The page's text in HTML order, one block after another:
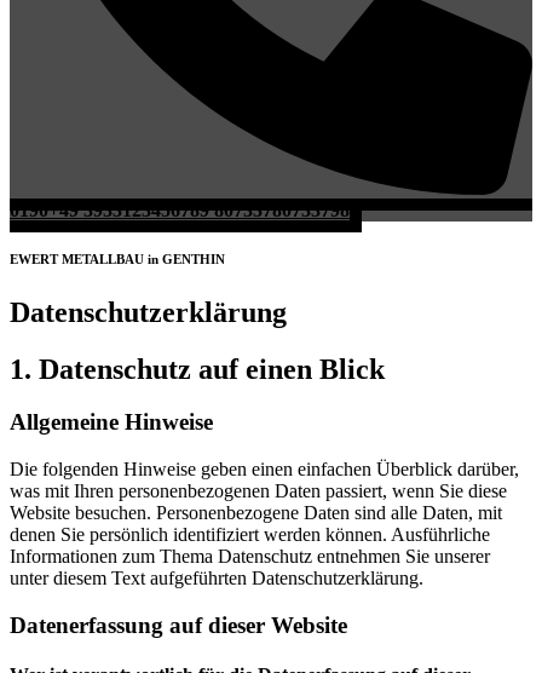
0190+49 3933123456789 80733780733798
EWERT METALLBAU in GENTHIN
Datenschutzerklärung
1. Datenschutz auf einen Blick
Allgemeine Hinweise
Die folgenden Hinweise geben einen einfachen Überblick darüber,
was mit Ihren personenbezogenen Daten passiert, wenn Sie diese
Website besuchen. Personenbezogene Daten sind alle Daten, mit
denen Sie persönlich identifiziert werden können. Ausführliche
Informationen zum Thema Datenschutz entnehmen Sie unserer
unter diesem Text aufgeführten Datenschutzerklärung.
Datenerfassung auf dieser Website